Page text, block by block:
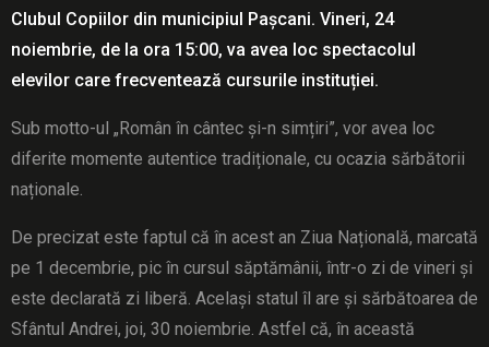
Clubul Copiilor din municipiul Pașcani. Vineri, 24
noiembrie, de la ora 15:00, va avea loc spectacolul
elevilor care frecventează cursurile instituției.
Sub motto-ul „Român în cântec și-n simțiri”, vor avea loc
diferite momente autentice tradiționale, cu ocazia sărbătorii
naționale.
De precizat este faptul că în acest an Ziua Națională, marcată
pe 1 decembrie, pic în cursul săptămânii, într-o zi de vineri și
este declarată zi liberă. Același statul îl are și sărbătoarea de
Sfântul Andrei, joi, 30 noiembrie. Astfel că, în această